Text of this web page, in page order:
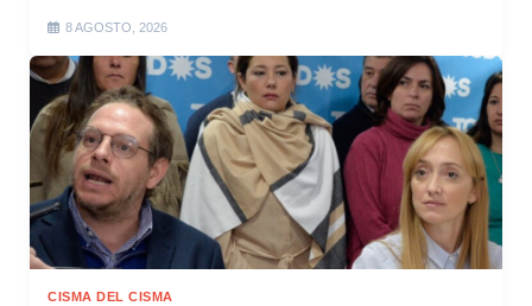
8 AGOSTO, 2026
CISMA DEL CISMA